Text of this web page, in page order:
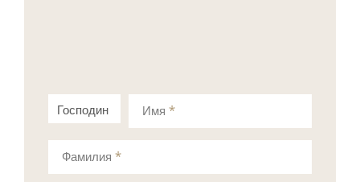
Господин Госпожа
Имя *
Фамилия *